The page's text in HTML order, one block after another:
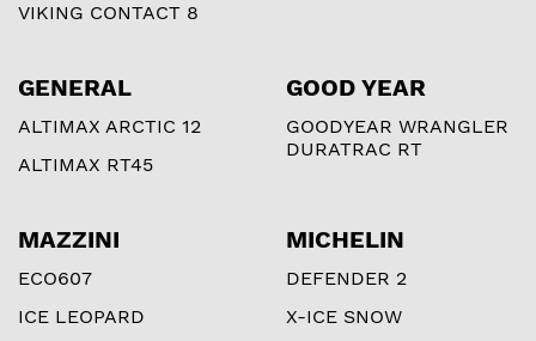
VIKING CONTACT 8
GENERAL
ALTIMAX ARCTIC 12
ALTIMAX RT45
GOOD YEAR
GOODYEAR WRANGLER
DURATRAC RT
MAZZINI
ECO607
ICE LEOPARD
MICHELIN
DEFENDER 2
X-ICE SNOW